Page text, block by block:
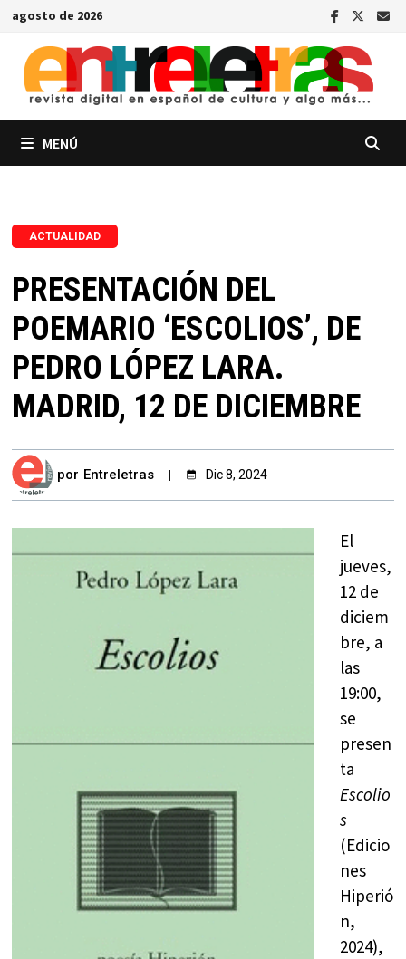
Saltar
contenido
agosto de 2026
MENÚ
ACTUALIDAD
PRESENTACIÓN DEL
POEMARIO ‘ESCOLIOS’, DE
PEDRO LÓPEZ LARA.
MADRID, 12 DE DICIEMBRE
por Entreletras Dic 8, 2024
El
jueves,
12 de
diciem
bre, a
las
19:00,
se
presen
ta
Escolio
s
(Edicio
nes
Hiperió
n,
2024),